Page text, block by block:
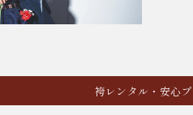
袴レンタル・安心